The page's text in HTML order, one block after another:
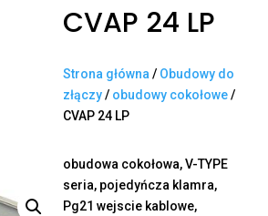
CVAP 24 LP
Strona główna / Obudowy do
złączy/ obudowy cokołowe/
CVAP 24 LP
obudowa cokołowa, V-TYPE
seria, pojedyńcza klamra,
Pg21 wejscie kablowe,